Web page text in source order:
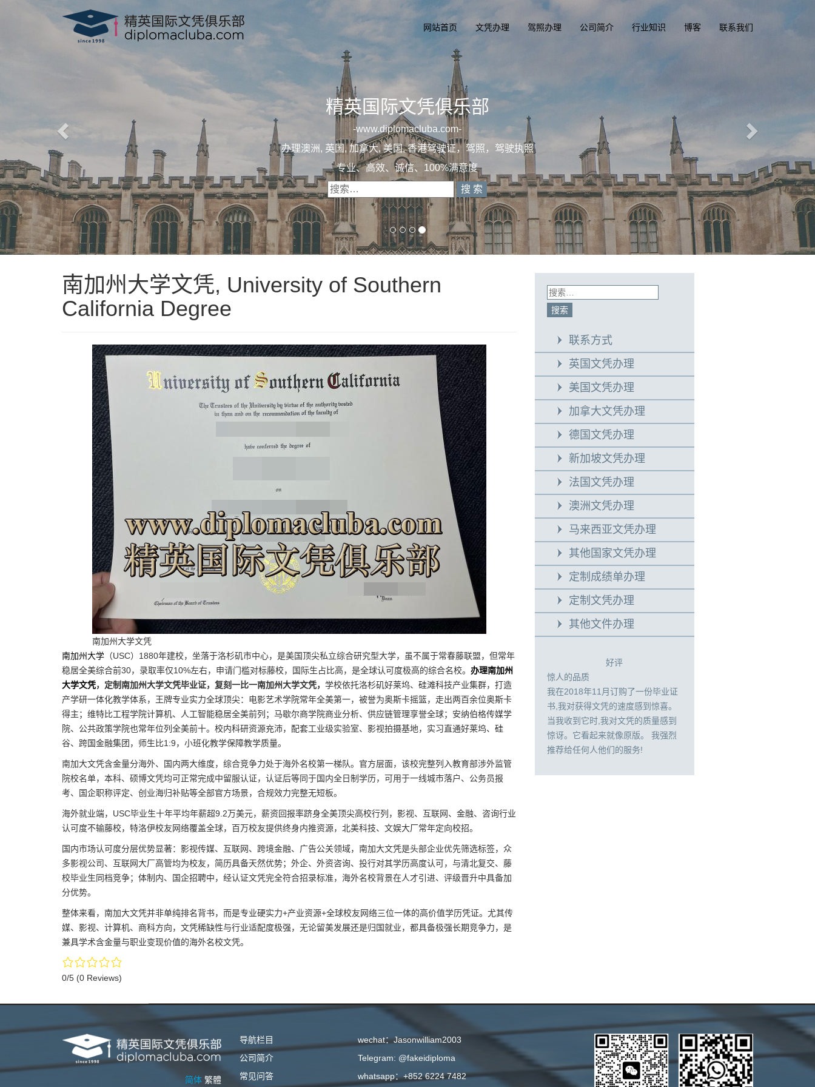
网站首页 文凭办理 驾照办理 公司简介 行业知识 博客 联系我们
精英国际文凭俱乐部
一 diplomacluba.com 一
办理澳洲, 英国, 加拿大, 美国, 香港驾驶证，驾照，驾驶执照
专业定制澳洲、英国、加拿大、美国驾照
南加州大学文凭, University of Southern
California Degree
南加州大学文凭
南加州大学 （USC）1880年建校，坐落于洛杉矶市中心，是美国顶尖私立综合研究型大学，虽不属于常春藤联盟，但常年
稳居全美综合前30，录取率仅10%左右，申请门槛对标藤校，国际生占比高，是全球认可度极高的综合名校。 办理南加州
大学文凭，定制南加州大学文凭毕业证，复刻一比一南加州大学文凭， 学校依托洛杉矶好莱坞、硅滩科技产业集群，打造
产学研一体化教学体系，王牌专业实力全球顶尖：电影艺术学院常年全美第一，被誉为奥斯卡摇篮，走出两百余位奥斯卡
得主；维特比工程学院计算机、人工智能稳居全美前列；马歇尔商学院商业分析、供应链管理享誉全球；安纳伯格传媒学
院、公共政策学院也常年位列全美前十。校内科研资源充沛，配套工业级实验室、影视拍摄基地，实习直通好莱坞、硅
谷、跨国金融集团，师生比1:9，小班化教学保障教学质量。
南加大文凭含金量分海外、国内两大维度，综合竞争力处于海外名校第一梯队。官方层面，该校完整列入教育部涉外监管
院校名单，本科、硕博文凭均可正常完成中留服认证，认证后等同于国内全日制学历，可用于一线城市落户、公务员报
考、国企职称评定、创业海归补贴等全部官方场景，合规效力完整无短板。
海外就业端，USC毕业生十年平均年薪超9.2万美元，薪资回报率跻身全美顶尖高校行列，影视、互联网、金融、咨询行业
认可度不输藤校，特洛伊校友网络覆盖全球，百万校友提供终身内推资源，北美科技、文娱大厂常年定向校招。
国内市场认可度分层优势显著：影视传媒、互联网、跨境金融、广告公关领域，南加大文凭是头部企业优先筛选标签，众
多影视公司、互联网大厂高管均为校友，简历具备天然优势；外企、外资咨询、投行对其学历高度认可，与清北复交、藤
校毕业生同档竞争；体制内、国企招聘中，经认证文凭完全符合招录标准，海外名校背景在人才引进、评级晋升中具备加
分优势。
整体来看，南加大文凭并非单纯排名背书，而是专业硬实力+产业资源+全球校友网络三位一体的高价值学历凭证。尤其传
媒、影视、计算机、商科方向，文凭稀缺性与行业适配度极强，无论留美发展还是归国就业，都具备极强长期竞争力，是
兼具学术含金量与职业变现价值的海外名校文凭。
0/5 (0 Reviews)
联系方式
英国文凭办理
美国文凭办理
加拿大文凭办理
德国文凭办理
新加坡文凭办理
法国文凭办理
澳洲文凭办理
马来西亚文凭办理
其他国家文凭办理
定制成绩单办理
定制文凭办理
其他文件办理
好评
惊人的品质
我在2018年11月订购了一份毕业证
书,我对获得文凭的速度感到惊喜。
当我收到它时,我对文凭的质量感到
惊讶。它看起来就像原版。 我强烈
推荐给任何人他们的服务!
简体 繁體
导航栏目
公司简介
常见问答
wechat：Jasonwilliam2003
Telegram: @fakeidiploma
whatsapp：+852 6224 7482